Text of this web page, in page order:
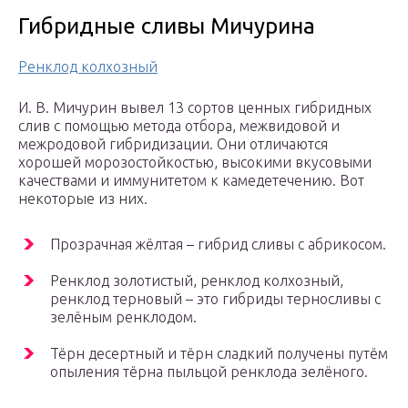
Гибридные сливы Мичурина
Ренклод колхозный
И. В. Мичурин вывел 13 сортов ценных гибридных
слив с помощью метода отбора, межвидовой и
межродовой гибридизации. Они отличаются
хорошей морозостойкостью, высокими вкусовыми
качествами и иммунитетом к камедетечению. Вот
некоторые из них.
Прозрачная жёлтая – гибрид сливы с абрикосом.
Ренклод золотистый, ренклод колхозный,
ренклод терновый – это гибриды терносливы с
зелёным ренклодом.
Тёрн десертный и тёрн сладкий получены путём
опыления тёрна пыльцой ренклода зелёного.